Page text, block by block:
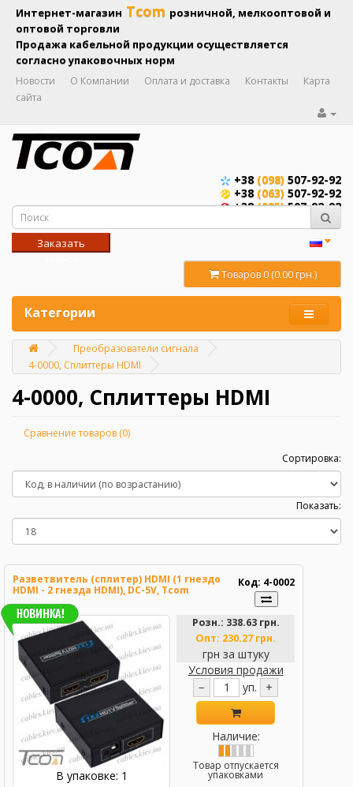
Интернет-магазин Tcom розничной, мелкооптовой и
оптовой торговли
Продажа кабельной продукции осуществляется
согласно упаковочных норм
Новости О Компании Оплата и доставка Контакты
Карта
сайта
+38 (098) 507-92-92
+38 (063) 507-92-92
+38(095)507-92-92
Заказать
Товаров 0 (0.00 грн.)
Категории
Главная
Преобразователи сигнала
4-0000, Сплиттеры HDMI
4-0000, Сплиттеры HDMI
Сравнение товаров (0)
Сортировка:
Показать:
Разветвитель (сплитер) HDMI (1 гнездо
HDMI - 2 гнезда HDMI), DC-5V, Tcom
Код: 4-0002
В упаковке: 1
Розн.: 338.63 грн.
Опт: 230.27 грн.
грн за штуку
Условия продажи
−
уп. +
Наличие:
Товар отпускается
упаковками